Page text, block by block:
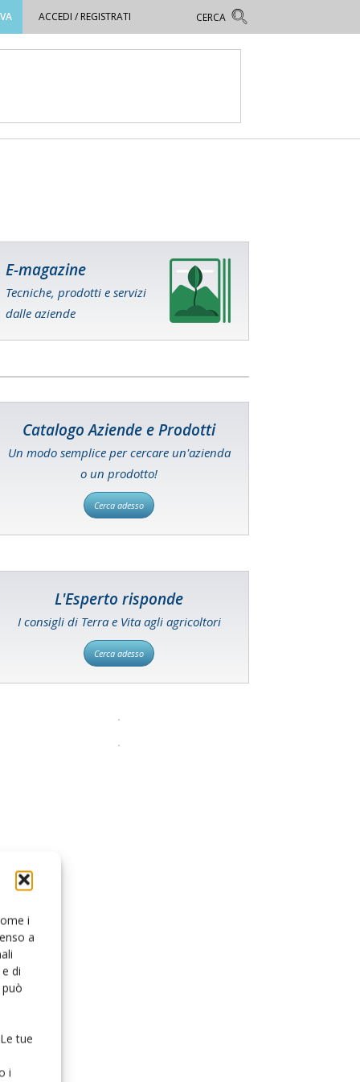
i
a
di
tue
i
ACCEDI / REGISTRATI
E-magazine
Tecniche, prodotti e servizi
dalle aziende
Catalogo Aziende e Prodotti
Un modo semplice per cercare un'azienda
o un prodotto!
Cerca adesso
L'Esperto risponde
I consigli di Terra e Vita agli agricoltori
Cerca adesso